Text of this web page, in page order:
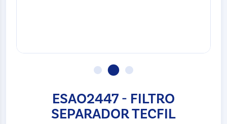
ESAO2447 - FILTRO
SEPARADOR TECFIL